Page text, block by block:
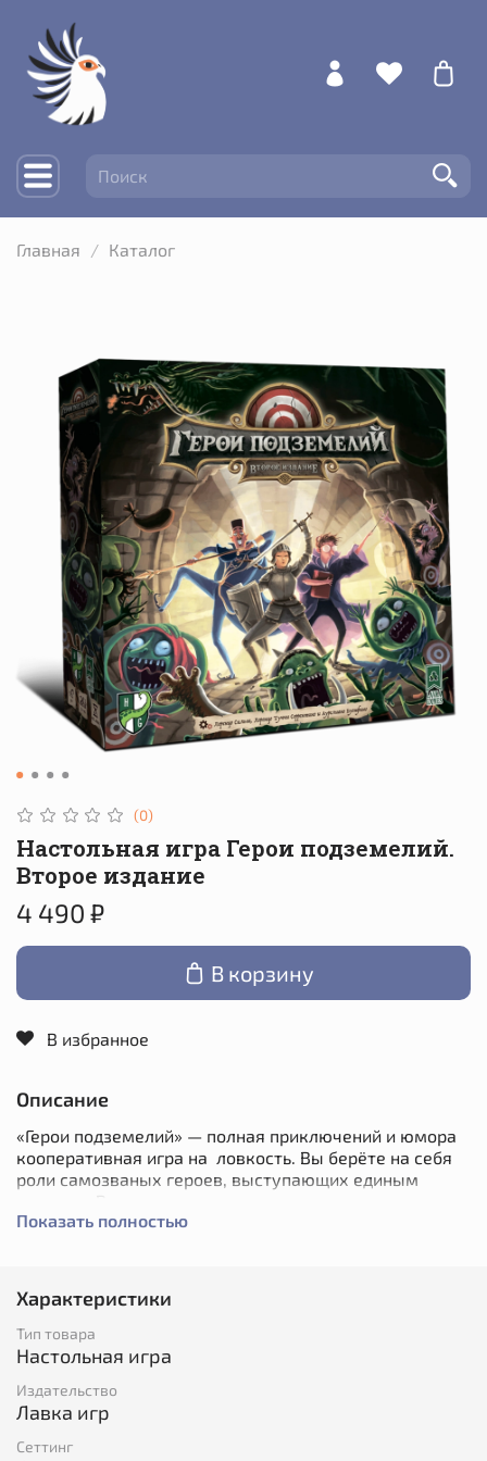
Главная Каталог
(0)
Настольная игра Герои подземелий.
Второе издание
4 490 ₽
В корзину
В избранное
Описание
«Герои подземелий» — полная приключений и юмора
кооперативная игра на ловкость. Вы берёте на себя
роли самозваных героев, выступающих единым
нужно исследовать его многочисленные залы и
способами.
Игра не из простых, но если хочется чего-нибудь
активного, при этом тактического и весёлого
одновременно — «Герои подземелий» именно то, что
нужно!
А её второе издание стало ещё лучше!
Показать полностью
Характеристики
Тип товара
Настольная игра
Издательство
Лавка игр
Сеттинг